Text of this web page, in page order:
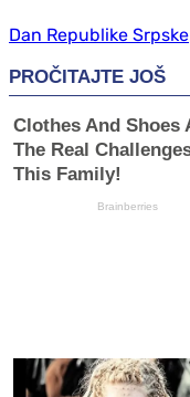
Dan Republike Srpske